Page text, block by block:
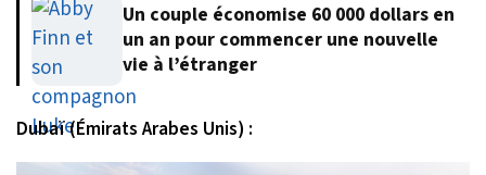
Un couple économise 60 000 dollars en
un an pour commencer une nouvelle
vie à l’étranger
Dubaï (Émirats Arabes Unis) :